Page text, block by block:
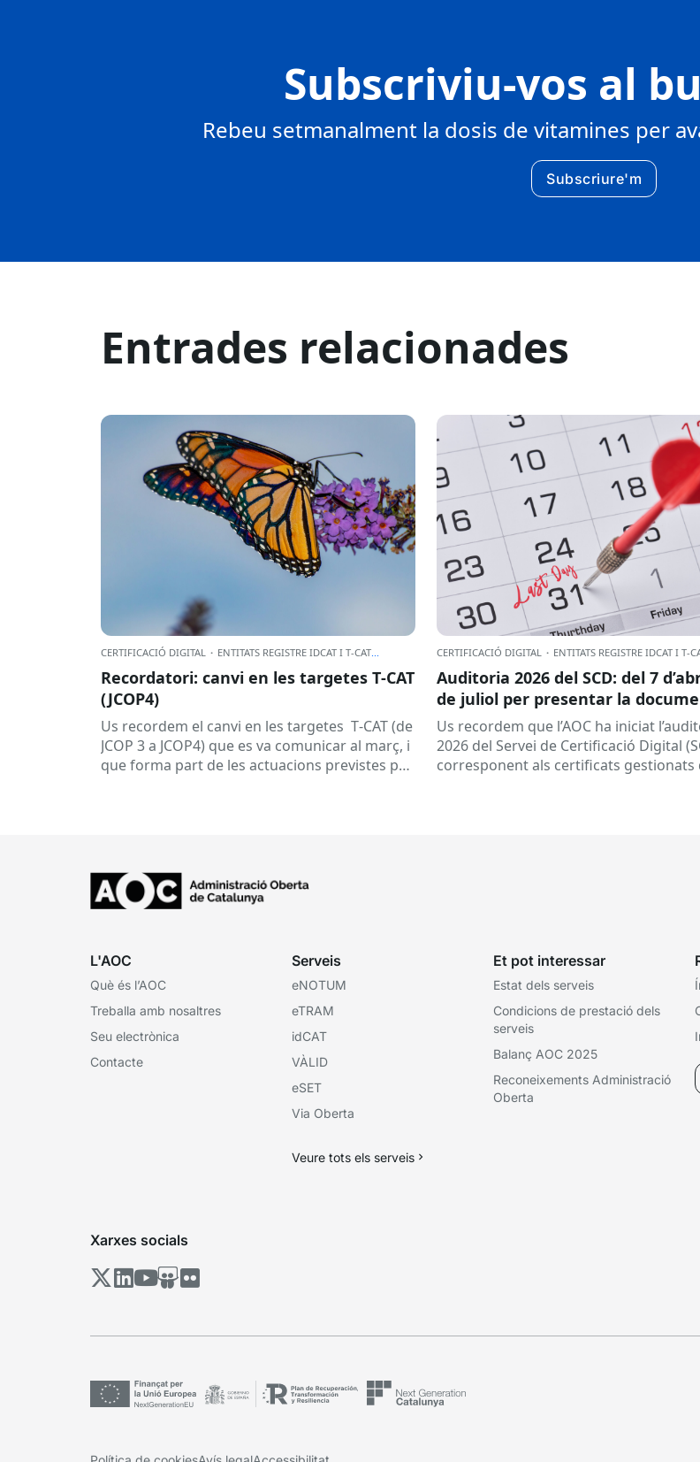
Subscriviu-vos al
Rebeu setmanalment la dosis de vitamines per
Subscriure'm
Entrades relacionades
CERTIFICACIÓ DIGITAL · ENTITATS REGISTRE IDCAT I T-CAT
Recordatori: canvi en les targetes T‑CAT
(JCOP4)
Us recordem el canvi en les targetes T‑CAT (de
JCOP 3 a JCOP4) que es va comunicar al març, i
que forma part de les actuacions previstes per
CERTIFICACIÓ DIGITAL · ENTITATS REGISTRE IDCAT I T-
Auditoria 2026 del SCD: del 7
de juliol per presentar la
Us recordem que l’AOC ha iniciat
2026 del Servei de Certificació Digital
corresponent als certificats
L'AOC
Què és l’AOC
Treballa amb nosaltres
Seu electrònica
Contacte
Serveis
eNOTUM
eTRAM
idCAT
VÀLID
eSET
Via Oberta
Veure tots els serveis
Et pot interessar
Estat dels serveis
Condicions de prestació dels
serveis
Balanç AOC 2025
Reconeixements Administració
Oberta
Xarxes socials